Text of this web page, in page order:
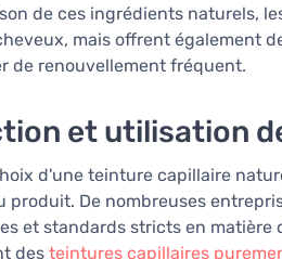
de ces ingrédients naturels,
mais offrent également
de renouvellement fréquent.
et utilisation
d'une teinture capillaire
produit. De nombreuses
et standards stricts en
des teintures capillaires